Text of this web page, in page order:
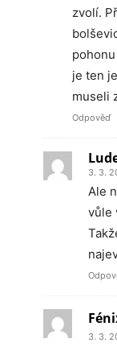
zvolí.
je ten
museli
Odpověď
3. 3.
Ale
vůle
3. 3.